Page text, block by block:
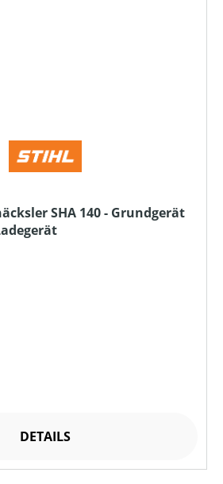
SHA 140 - Grundgerät
DETAILS